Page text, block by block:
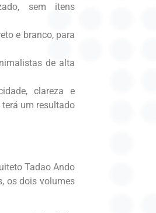
sem itens
e branco, para
de alta
clareza e
um resultado
Tadao Ando
os dois volumes